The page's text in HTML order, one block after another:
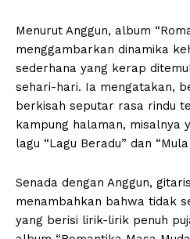
Menurut Anggun, album
menggambarkan dinamika
sederhana yang kerap
sehari-hari. Ia mengatakan,
berkisah seputar rasa rindu
kampung halaman, misalnya
lagu “Lagu Beradu” dan “Mula
Senada dengan Anggun,
menambahkan bahwa tidak
yang berisi lirik-lirik penuh